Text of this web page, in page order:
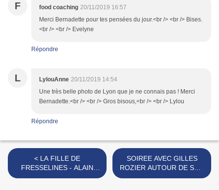
F food coaching 20/11/2019 16:57
Merci Bernadette pour tes pensées du jour.<br /> <br /> Bises.
<br /> <br /> Evelyne
Répondre
L LylouAnne 20/11/2019 14:54
Une très belle photo de Lyon que je ne connais pas ! Merci
Bernadette.<br /> <br /> Gros bisous,<br /> <br /> Lylou
Répondre
< LA FILLE DE
FRESSELINES - ALAIN
LEBRUN.
SOIREE AVEC GILLES
ROZIER AUTOUR DE SON
LIVRE : MIKADO